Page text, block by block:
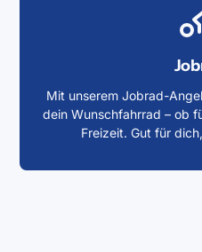
Mit unserem Jobrad-
dein Wunschfahrrad – ob
Freizeit. Gut für